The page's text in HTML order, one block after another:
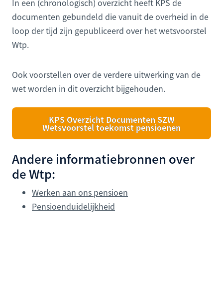
In een (chronologisch) overzicht heeft KPS de
documenten gebundeld die vanuit de overheid in de
loop der tijd zijn gepubliceerd over het wetsvoorstel
Wtp.
Ook voorstellen over de verdere uitwerking van de
wet worden in dit overzicht bijgehouden.
KPS Overzicht Documenten SZW
Wetsvoorstel toekomst pensioenen
Andere informatiebronnen over
de Wtp:
Werken aan ons pensioen
Pensioenduidelijkheid